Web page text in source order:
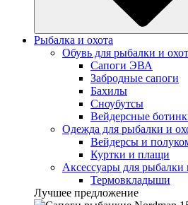
Рыбалка и охота
Обувь для рыбалки и
Сапоги ЭВА
Забродные сапоги
Бахилы
Сноубутсы
Вейдерсные
Одежда для рыбалки и
Вейдерсы и
Куртки и плащи
Аксессуары для рыбалки
Термовкладыши
Лучшее предложение